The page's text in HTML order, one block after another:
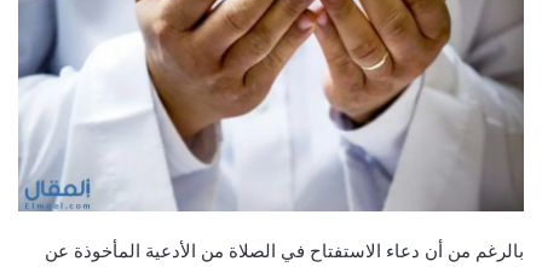
بالرغم من أن دعاء الاستفتاح في الصلاة من الأدعية المأخوذة عن